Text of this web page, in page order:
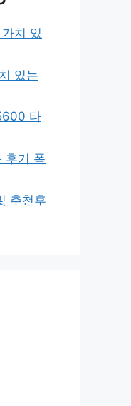
치 있
있는
타
후기 폭
추천후